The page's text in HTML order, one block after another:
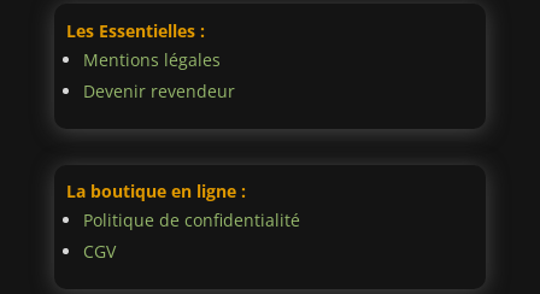
Les Essentielles :
Mentions légales
Devenir revendeur
La boutique en ligne :
Politique de confidentialité
CGV